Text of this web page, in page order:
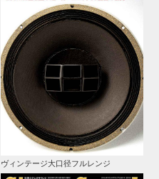
ヴィンテージ大口径フルレンジ